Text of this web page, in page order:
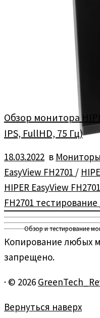
Обзор и тестирование
Обзор монитора
IPS, FullHD, 75 Гц)
18.03.2022 в Мониторы
EasyView FH2701 /
HIPER EasyView
FH2701 тестирование
Копирование любых
запрещено.
· © 2026
Вернуться наверх